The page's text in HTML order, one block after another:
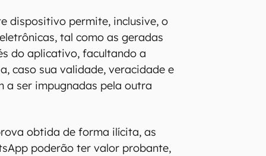
dispositivo permite, inclusive, o
tal como as geradas
do aplicativo, facultando a
caso sua validade, veracidade e
a ser impugnadas pela outra
obtida de forma ilícita, as
poderão ter valor probante,